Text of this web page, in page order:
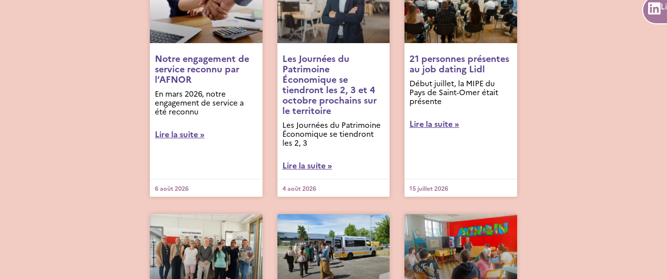
Notre engagement de
service reconnu par
l’AFNOR
En mars 2026, notre
engagement de service a
été reconnu
Lire la suite »
6 août 2026
Les Journées du
Patrimoine
Économique se
tiendront les 2, 3 et 4
octobre prochains sur
le territoire
Les Journées du Patrimoine
Économique se tiendront
les 2, 3
Lire la suite »
4 août 2026
21 personnes présentes
au job dating Lidl
Début juillet, la MIPE du
Pays de Saint-Omer était
présente
Lire la suite »
15 juillet 2026